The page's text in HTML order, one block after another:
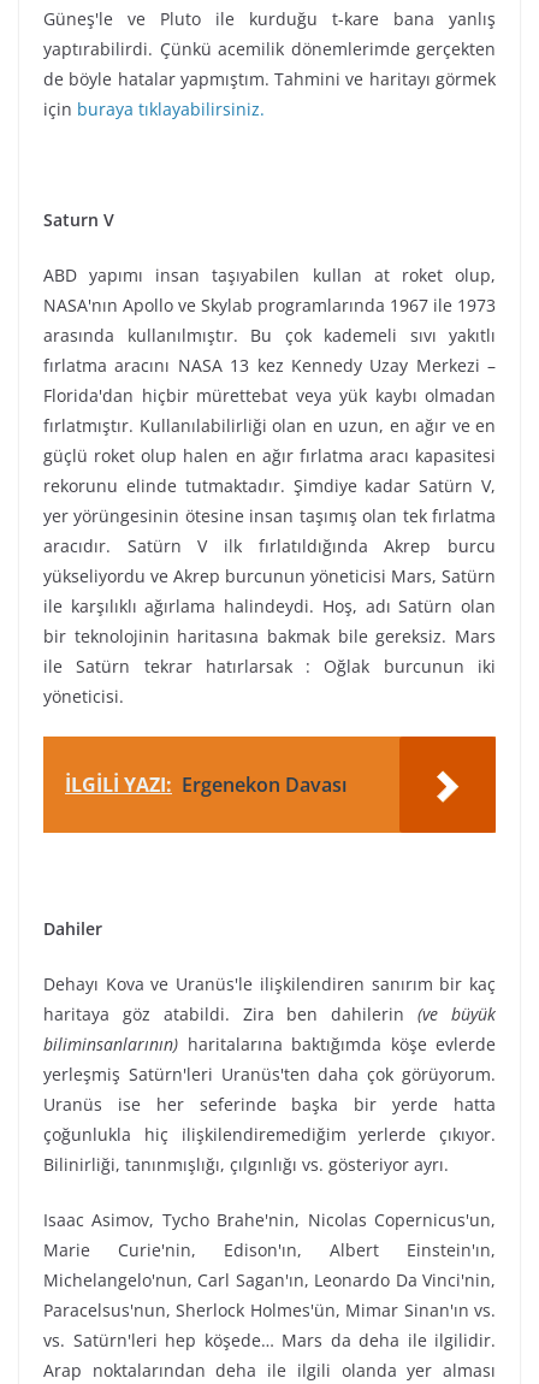
Güneş'le ve Pluto ile kurduğu t-kare bana yanlış
yaptırabilirdi. Çünkü acemilik dönemlerimde gerçekten
de böyle hatalar yapmıştım. Tahmini ve haritayı görmek
için buraya tıklayabilirsiniz.
Saturn V
ABD yapımı insan taşıyabilen kullan at roket olup,
NASA'nın Apollo ve Skylab programlarında 1967 ile 1973
arasında kullanılmıştır. Bu çok kademeli sıvı yakıtlı
fırlatma aracını NASA 13 kez Kennedy Uzay Merkezi –
Florida'dan hiçbir mürettebat veya yük kaybı olmadan
fırlatmıştır. Kullanılabilirliği olan en uzun, en ağır ve en
güçlü roket olup halen en ağır fırlatma aracı kapasitesi
rekorunu elinde tutmaktadır. Şimdiye kadar Satürn V,
yer yörüngesinin ötesine insan taşımış olan tek fırlatma
aracıdır. Satürn V ilk fırlatıldığında Akrep burcu
yükseliyordu ve Akrep burcunun yöneticisi Mars, Satürn
ile karşılıklı ağırlama halindeydi. Hoş, adı Satürn olan
bir teknolojinin haritasına bakmak bile gereksiz. Mars
ile Satürn tekrar hatırlarsak : Oğlak burcunun iki
yöneticisi.
İLGİLİ YAZI: Ergenekon Davası
Dahiler
Dehayı Kova ve Uranüs'le ilişkilendiren sanırım bir kaç
haritaya göz atabildi. Zira ben dahilerin(ve büyük
biliminsanlarının) haritalarına baktığımda köşe evlerde
yerleşmiş Satürn'leri Uranüs'ten daha çok görüyorum.
Uranüs ise her seferinde başka bir yerde hatta
çoğunlukla hiç ilişkilendiremediğim yerlerde çıkıyor.
Bilinirliği, tanınmışlığı, çılgınlığı vs. gösteriyor ayrı.
Isaac Asimov, Tycho Brahe'nin, Nicolas Copernicus'un,
Marie Curie'nin, Edison'ın, Albert Einstein'ın,
Michelangelo'nun, Carl Sagan'ın, Leonardo Da Vinci'nin,
Paracelsus'nun, Sherlock Holmes'ün, Mimar Sinan'ın vs.
vs. Satürn'leri hep köşede… Mars da deha ile ilgilidir.
Arap noktalarından deha ile ilgili olanda yer alması